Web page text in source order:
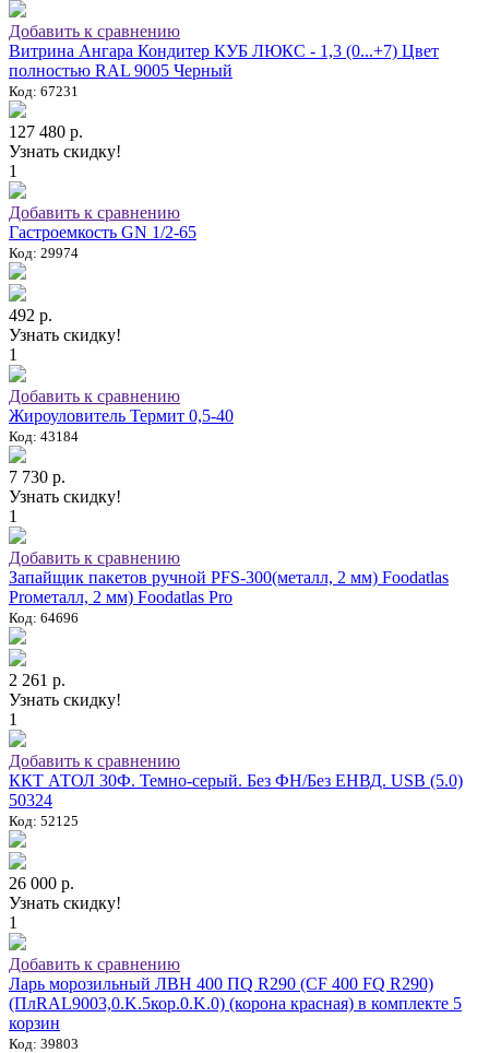
Добавить к сравнению
Витрина Ангара Кондитер КУБ ЛЮКС - 1,3 (0...+7) Цвет
полностью RAL 9005 Черный
Код: 67231
127 480 р.
Узнать скидку!
1
Добавить к сравнению
Гастроемкость GN 1/2-65
Код: 29974
492 р.
Узнать скидку!
1
Добавить к сравнению
Жироуловитель Термит 0,5-40
Код: 43184
7 730 р.
Узнать скидку!
1
Добавить к сравнению
Запайщик пакетов ручной PFS-300(металл, 2 мм) Foodatlas
Proметалл, 2 мм) Foodatlas Pro
Код: 64696
2 261 р.
Узнать скидку!
1
Добавить к сравнению
ККТ АТОЛ 30Ф. Темно-серый. Без ФН/Без ЕНВД. USB (5.0)
50324
Код: 52125
26 000 р.
Узнать скидку!
1
Добавить к сравнению
Ларь морозильный ЛВН 400 ПQ R290 (СF 400 FQ R290)
(ПлRAL9003,0.K.5кор.0.K.0) (корона красная) в комплекте 5
корзин
Код: 39803